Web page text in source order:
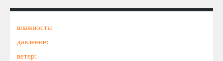
влажность:
давление:
ветер: